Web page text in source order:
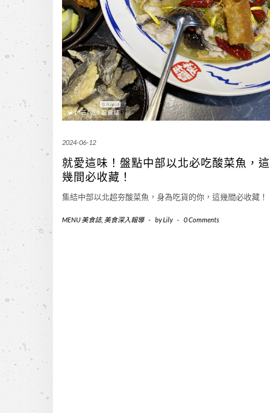
2024-06-12
就愛這味！盤點中部以北必吃酸菜魚，這
幾間必收藏！
集結中部以北超夯酸菜魚，身為吃貨的你，這幾間必收藏！
MENU 美食誌, 美食深入報導 - byLily - 0 Comments